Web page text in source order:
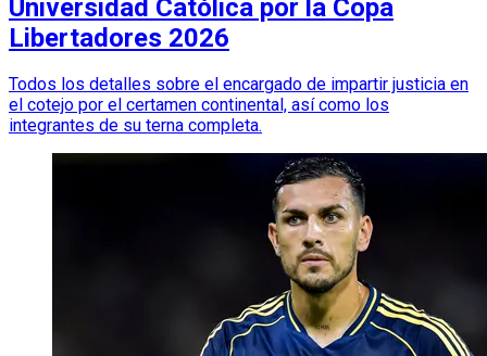
Universidad Católica por la Copa
Libertadores 2026
Todos los detalles sobre el encargado de impartir justicia en
el cotejo por el certamen continental, así como los
integrantes de su terna completa.